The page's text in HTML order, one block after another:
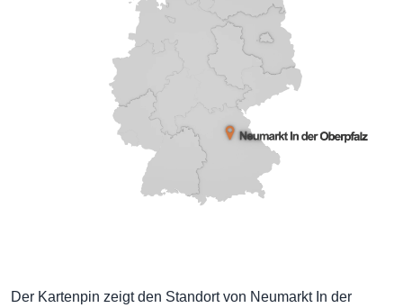
Der Kartenpin zeigt den Standort von Neumarkt In der